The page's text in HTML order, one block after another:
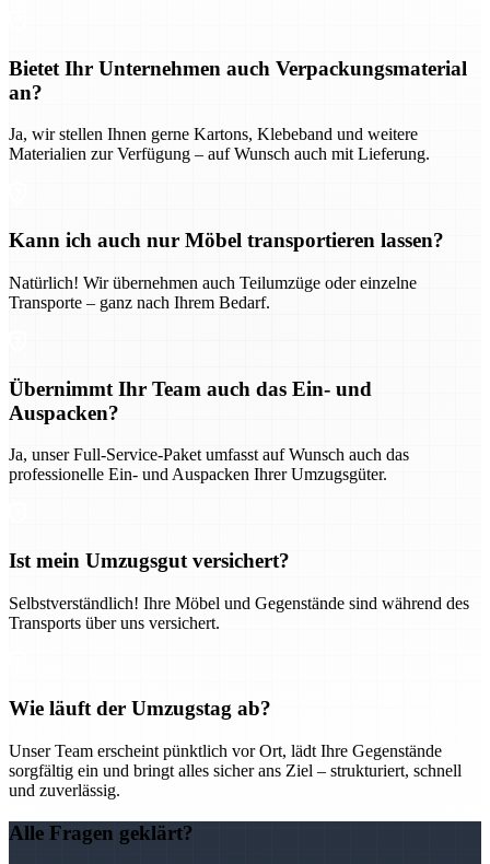
Bietet Ihr Unternehmen auch Verpackungsmaterial
an?
Ja, wir stellen Ihnen gerne Kartons, Klebeband und weitere
Materialien zur Verfügung – auf Wunsch auch mit Lieferung.
Kann ich auch nur Möbel transportieren lassen?
Natürlich! Wir übernehmen auch Teilumzüge oder einzelne
Transporte – ganz nach Ihrem Bedarf.
Übernimmt Ihr Team auch das Ein- und
Auspacken?
Ja, unser Full-Service-Paket umfasst auf Wunsch auch das
professionelle Ein- und Auspacken Ihrer Umzugsgüter.
Ist mein Umzugsgut versichert?
Selbstverständlich! Ihre Möbel und Gegenstände sind während des
Transports über uns versichert.
Wie läuft der Umzugstag ab?
Unser Team erscheint pünktlich vor Ort, lädt Ihre Gegenstände
sorgfältig ein und bringt alles sicher ans Ziel – strukturiert, schnell
und zuverlässig.
Alle Fragen geklärt?